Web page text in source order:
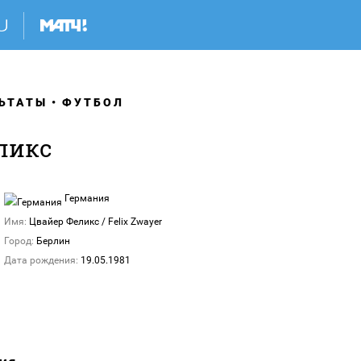
ФУТБОЛ
Германия
Имя: Цвайер Феликс / Felix Zwayer
Город: Берлин
Дата рождения: 19.05.1981